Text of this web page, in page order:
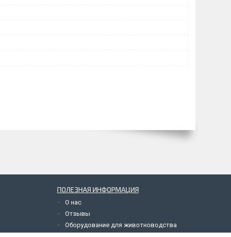
ПОЛЕЗНАЯ ИНФОРМАЦИЯ
О нас
Отзывы
Оборудование для животноводства